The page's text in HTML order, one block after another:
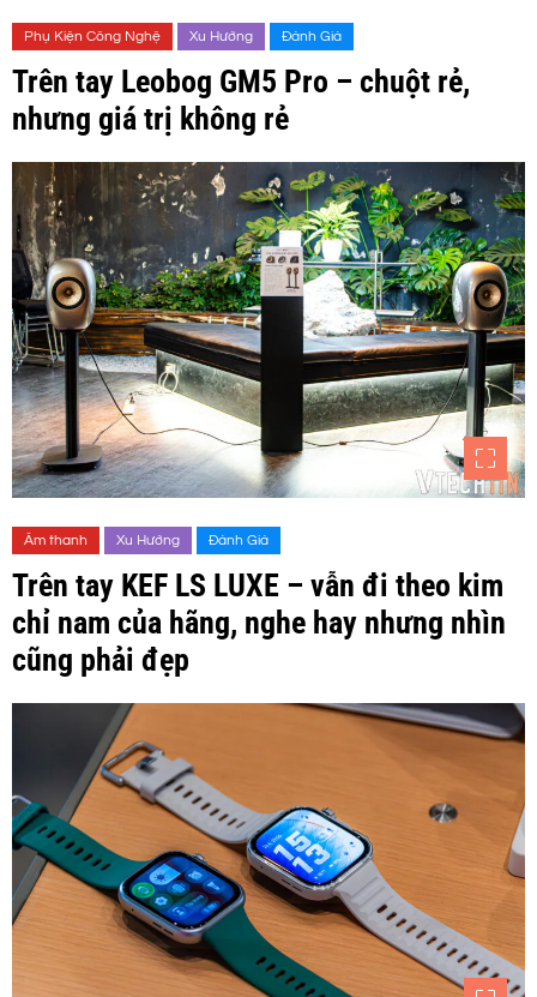
Phụ Kiện Công Nghệ Xu Hướng Đánh Giá
Trên tay Leobog GM5 Pro – chuột rẻ,
nhưng giá trị không rẻ
Âm thanh Xu Hướng Đánh Giá
Trên tay KEF LS LUXE – vẫn đi theo kim
chỉ nam của hãng, nghe hay nhưng nhìn
cũng phải đẹp